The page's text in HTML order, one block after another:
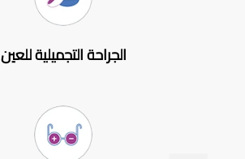
الجراحة التجميلية للعين